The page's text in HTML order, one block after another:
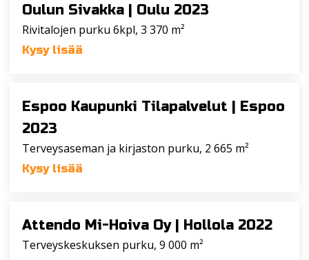
Oulun Sivakka | Oulu 2023
Rivitalojen purku 6kpl, 3 370 m²
Kysy lisää
Espoo Kaupunki Tilapalvelut | Espoo
2023
Terveysaseman ja kirjaston purku, 2 665 m²
Kysy lisää
Attendo Mi-Hoiva Oy | Hollola 2022
Terveyskeskuksen purku, 9 000 m²